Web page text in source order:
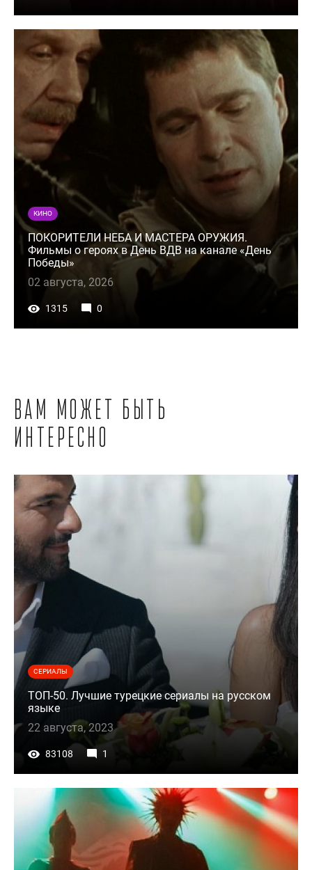
КИНО
ПОКОРИТЕЛИ НЕБА И МАСТЕРА ОРУЖИЯ.
Фильмы о героях в День ВДВ на канале «День
Победы»
02 августа, 2026
1315 0
Вам может быть
интересно
СЕРИАЛЫ
ТОП-50. Лучшие турецкие сериалы на русском
языке
22 августа, 2023
83108 1